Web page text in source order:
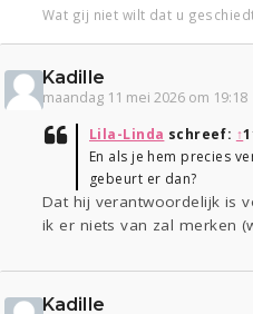
Wat gij niet wilt dat u
Kadille
maandag 11 mei 2026 om 19:18
Lila-Linda schreef: ↑
En als je hem precies
gebeurt er dan?
Dat hij verantwoordelijk is
ik er niets van zal merken
Kadille